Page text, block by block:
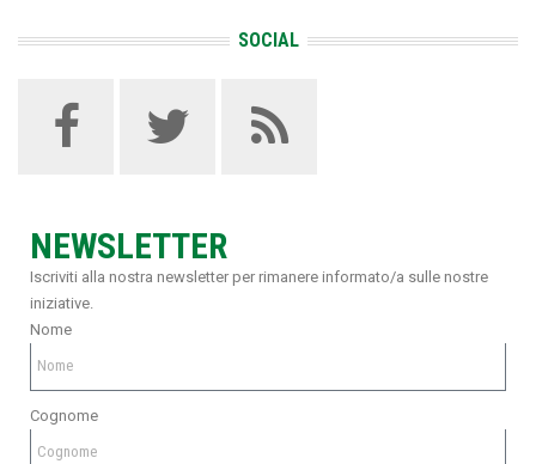
SOCIAL
NEWSLETTER
Iscriviti alla nostra newsletter per rimanere informato/a sulle nostre
iniziative.
Nome
Cognome